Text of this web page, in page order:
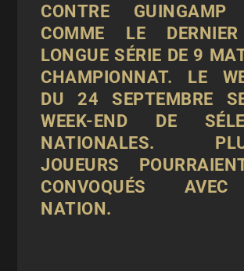
CONTRE GUINGAMP
COMME LE
LONGUE SÉRIE DE 9
CHAMPIONNAT. LE
DU 24 SEPTEMBRE
WEEK-END DE
NATIONALES.
JOUEURS
CONVOQUÉS
NATION.